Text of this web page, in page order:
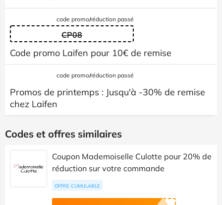
code promo/réduction passé
CP08
Code promo Laifen pour 10€ de remise
code promo/réduction passé
Promos de printemps : Jusqu'à -30% de remise
chez Laifen
Codes et offres similaires
Coupon Mademoiselle Culotte pour 20% de
réduction sur votre commande
OFFRE CUMULABLE